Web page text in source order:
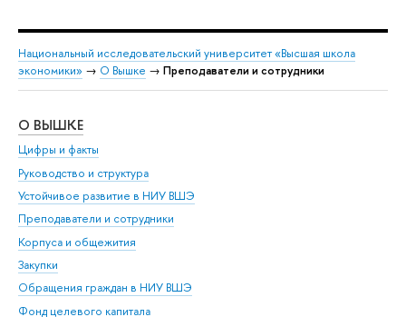
Национальный исследовательский университет «Высшая школа
экономики» → О Вышке → Преподаватели и сотрудники
О ВЫШКЕ
Цифры и факты
Руководство и структура
Устойчивое развитие в НИУ ВШЭ
Преподаватели и сотрудники
Корпуса и общежития
Закупки
Обращения граждан в НИУ ВШЭ
Фонд целевого капитала